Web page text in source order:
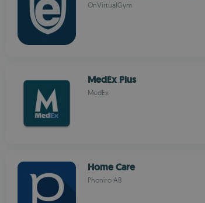
OnVirtualGym
MedEx Plus
MedEx
Home Care
Phoniro AB